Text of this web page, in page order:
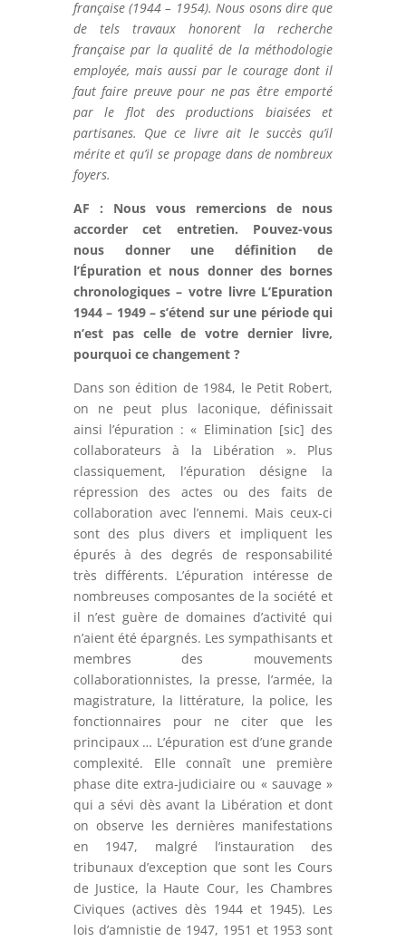
française (1944 – 1954). Nous osons dire que
de tels travaux honorent la recherche
française par la qualité de la méthodologie
employée, mais aussi par le courage dont il
faut faire preuve pour ne pas être emporté
par le flot des productions biaisées et
partisanes. Que ce livre ait le succès qu’il
mérite et qu’il se propage dans de nombreux
foyers.
AF : Nous vous remercions de nous
accorder cet entretien. Pouvez-vous
nous donner une définition de
l’Épuration et nous donner des bornes
chronologiques – votre livre L’Epuration
1944 – 1949 – s’étend sur une période qui
n’est pas celle de votre dernier livre,
pourquoi ce changement ?
Dans son édition de 1984, le Petit Robert,
on ne peut plus laconique, définissait
ainsi l’épuration : « Elimination [sic] des
collaborateurs à la Libération ». Plus
classiquement, l’épuration désigne la
répression des actes ou des faits de
collaboration avec l’ennemi. Mais ceux-ci
sont des plus divers et impliquent les
épurés à des degrés de responsabilité
très différents. L’épuration intéresse de
nombreuses composantes de la société et
il n’est guère de domaines d’activité qui
n’aient été épargnés. Les sympathisants et
membres des mouvements
collaborationnistes, la presse, l’armée, la
magistrature, la littérature, la police, les
fonctionnaires pour ne citer que les
principaux … L’épuration est d’une grande
complexité. Elle connaît une première
phase dite extra-judiciaire ou « sauvage »
qui a sévi dès avant la Libération et dont
on observe les dernières manifestations
en 1947, malgré l’instauration des
tribunaux d’exception que sont les Cours
de Justice, la Haute Cour, les Chambres
Civiques (actives dès 1944 et 1945). Les
lois d’amnistie de 1947, 1951 et 1953 sont